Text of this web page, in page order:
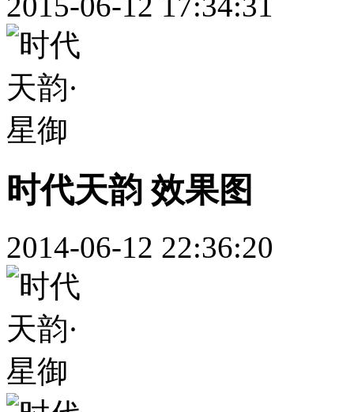
时代天韵 效果图
2014-06-12 22:36:20